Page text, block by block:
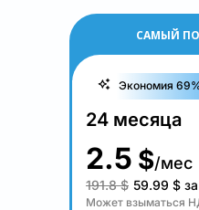
САМЫЙ
Экономия
24 месяца
2.5 $/мес
191.8 $ 59.99 $
Может взыматься